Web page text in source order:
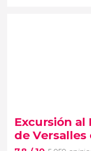
2.747 opiniones
Excursión al
de Versalles